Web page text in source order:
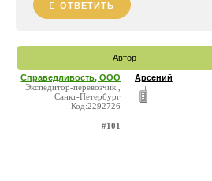
ОТВЕТИТЬ
Автор
Справедливость, ООО
Экспедитор-перевозчик ,
Санкт-Петербург
Код:2292726
#101
Арсений